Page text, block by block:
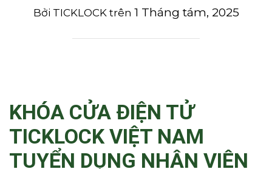
Bởi TICKLOCKtrên 1 Tháng tám, 2025
KHÓA CỬA ĐIỆN TỬ
TICKLOCK VIỆT NAM
TUYỂN DỤNG NHÂN VIÊN